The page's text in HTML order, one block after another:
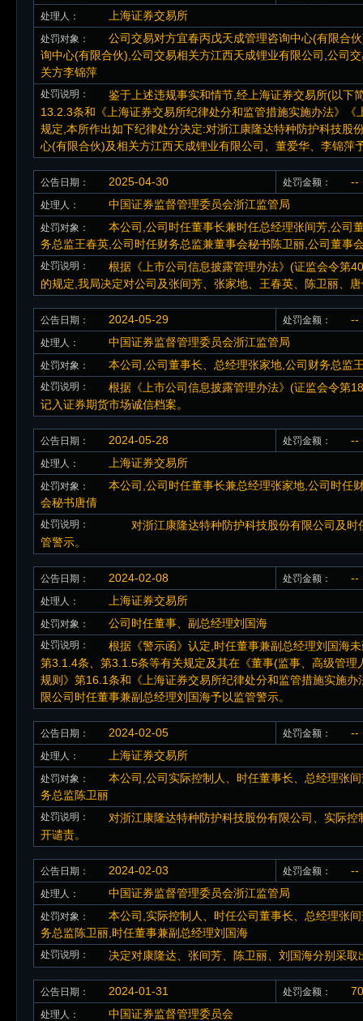
处理人： 上海证券交易所
处罚对象：
公司交易对方宜春丙戊天成管理咨询中心(有限合
询中心(有限合伙),公司交易相关方江西天成锂业有限公司,公司
关方李锦萍
处罚说明：
鉴于上述违规事实和情节,经上海证券交易所(以下
13.2.3条和《上海证券交易所纪律处分和监管措施实施办法》
规定,本所作出如下纪律处分决定:对浙江康隆达特种防护科技
心(有限合伙)及相关方江西天成锂业有限公司、董爱华、李锦萍
公告日期： 2025-04-30 处罚金额： --
处理人： 中国证券监督管理委员会浙江监管局
处罚对象：
本公司,公司时任董事长兼时任总经理张间芳,公司
务总监王春英,公司时任财务总监兼董事会秘书陈卫丽,公司董事
处罚说明：
根据《上市公司信息披露管理办法》(证监会令第
的规定,我局决定对公司及张间芳、张家地、王春英、陈卫丽、
公告日期： 2024-05-29 处罚金额： --
处理人： 中国证券监督管理委员会浙江监管局
处罚对象： 本公司,公司董事长、总经理张家地,公司财务总监
处罚说明：
根据《上市公司信息披露管理办法》(证监会令第
记入证券期货市场诚信档案。
公告日期： 2024-05-28 处罚金额： --
处理人： 上海证券交易所
处罚对象：
本公司,公司时任董事长兼总经理张家地,公司时任
会秘书唐倩
处罚说明：
对浙江康隆达特种防护科技股份有限公司及时
管警示。
公告日期： 2024-02-08 处罚金额： --
处理人： 上海证券交易所
处罚对象： 公司时任董事、副总经理刘国海
处罚说明：
根据《警示函》认定,时任董事兼副总经理刘国海
第3.1.4条、第3.1.5条等有关规定及其在《董事(监事、高级管
规则》第16.1条和《上海证券交易所纪律处分和监管措施实施
限公司时任董事兼副总经理刘国海予以监管警示。
公告日期： 2024-02-05 处罚金额： --
处理人： 上海证券交易所
处罚对象：
本公司,公司实际控制人、时任董事长、总经理张
务总监陈卫丽
处罚说明：
对浙江康隆达特种防护科技股份有限公司、实际
开谴责。
公告日期： 2024-02-03 处罚金额： --
处理人： 中国证券监督管理委员会浙江监管局
处罚对象：
本公司,实际控制人、时任公司董事长、总经理张
务总监陈卫丽,时任董事兼副总经理刘国海
处罚说明： 决定对康隆达、张间芳、陈卫丽、刘国海分别采
公告日期： 2024-01-31 处罚金额：
处理人： 中国证券监督管理委员会